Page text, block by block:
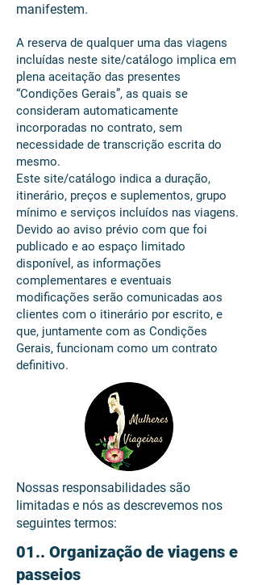
manifestem.
A reserva de qualquer uma das viagens
incluídas neste site/catálogo implica em
plena aceitação das presentes
“Condições Gerais”, as quais se
consideram automaticamente
incorporadas no contrato, sem
necessidade de transcrição escrita do
mesmo.
Este site/catálogo indica a duração,
itinerário, preços e suplementos, grupo
mínimo e serviços incluídos nas viagens.
Devido ao aviso prévio com que foi
publicado e ao espaço limitado
disponível, as informações
complementares e eventuais
modificações serão comunicadas aos
clientes com o itinerário por escrito, e
que, juntamente com as Condições
Gerais, funcionam como um contrato
definitivo.
Nossas responsabilidades são
limitadas e nós as descrevemos nos
seguintes termos:
01.. Organização de viagens e
passeios